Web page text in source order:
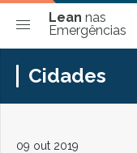
Lean nas
Emergências
Cidades
09 out 2019